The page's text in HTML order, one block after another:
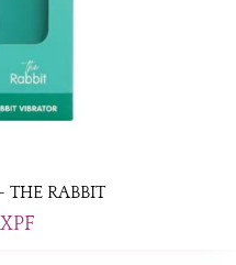
THE RABBIT
XPF